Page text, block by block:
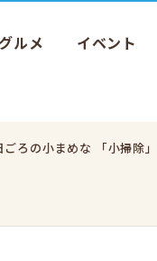
グルメ イベント
ごろの小まめな 「小掃除